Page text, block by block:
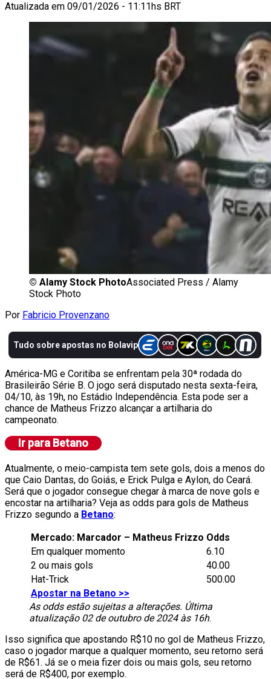
Atualizada em 09/01/2026 - 11:11hs BRT
© Alamy Stock PhotoAssociated Press / Alamy
Stock Photo
Por Fabricio Provenzano
América-MG e Coritiba se enfrentam pela 30ª rodada do
Brasileirão Série B. O jogo será disputado nesta sexta-feira,
04/10, às 19h, no Estádio Independência. Esta pode ser a
chance de Matheus Frizzo alcançar a artilharia do
campeonato.
Atualmente, o meio-campista tem sete gols, dois a menos do
que Caio Dantas, do Goiás, e Erick Pulga e Aylon, do Ceará.
Será que o jogador consegue chegar à marca de nove gols e
encostar na artilharia? Veja as odds para gols de Matheus
Frizzo segundo a Betano:
Mercado: Marcador – Matheus Frizzo Odds
Em qualquer momento
6.10
2 ou mais gols
40.00
Hat-Trick
500.00
Apostar na Betano >>
As odds estão sujeitas a alterações. Última
atualização 02 de outubro de 2024 às 16h.
Isso significa que apostando R$10 no gol de Matheus Frizzo,
caso o jogador marque a qualquer momento, seu retorno será
de R$61. Já se o meia fizer dois ou mais gols, seu retorno
será de R$400, por exemplo.